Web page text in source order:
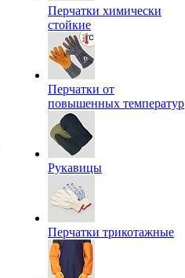
Перчатки химически
стойкие
Перчатки от
повышенных температур
Рукавицы
Перчатки трикотажные